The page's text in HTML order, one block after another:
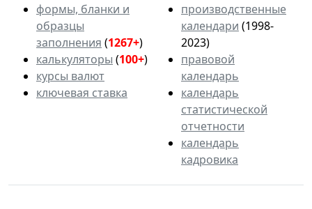
формы, бланки и
образцы
заполнения (1267+)
калькуляторы (100+)
курсы валют
ключевая ставка
производственные
календари (1998-
2023)
правовой
календарь
календарь
статистической
отчетности
календарь
кадровика